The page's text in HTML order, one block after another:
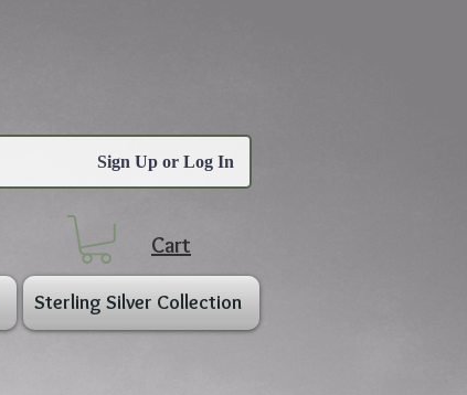
Sign Up or Log In
Cart
Sterling Silver Collection